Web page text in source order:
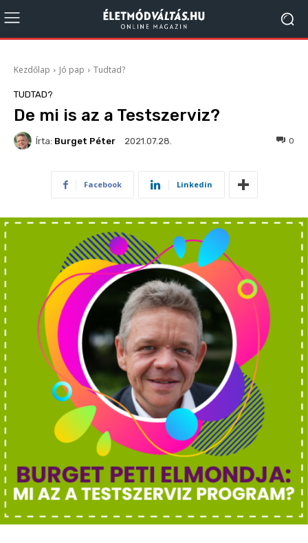
Kezdőlap Jó pap Tudtad?
TUDTAD?
De mi is az a Testszerviz?
Írta: Burget Péter 2021.07.28. 0
Facebook Linkedin